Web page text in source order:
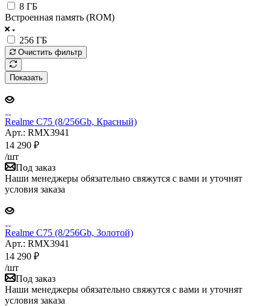
8 ГБ
Встроенная память (ROM)
256 ГБ
Очистить фильтр
Показать
Realme C75 (8/256Gb, Красный)
Арт.: RMX3941
14 290 ₽
/шт
Под заказ
Наши менеджеры обязательно свяжутся с вами и уточнят
условия заказа
Realme C75 (8/256Gb, Золотой)
Арт.: RMX3941
14 290 ₽
/шт
Под заказ
Наши менеджеры обязательно свяжутся с вами и уточнят
условия заказа